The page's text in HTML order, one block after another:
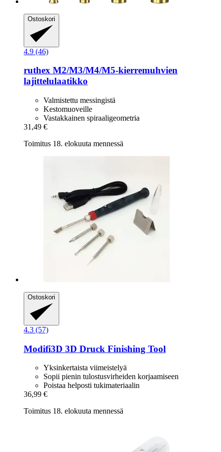
Ostoskori
4.9 (46)
ruthex M2/M3/M4/M5-​kierremuhvien
lajittelulaatikko
Valmistettu messingistä
Kestomuoveille
Vastakkainen spiraaligeometria
31,49 €
Toimitus 18. elokuuta mennessä
Ostoskori
4.3 (57)
Modifi3D 3D Druck Finishing Tool
Yksinkertaista viimeistelyä
Sopii pienin tulostusvirheiden korjaamiseen
Poistaa helposti tukimateriaalin
36,99 €
Toimitus 18. elokuuta mennessä